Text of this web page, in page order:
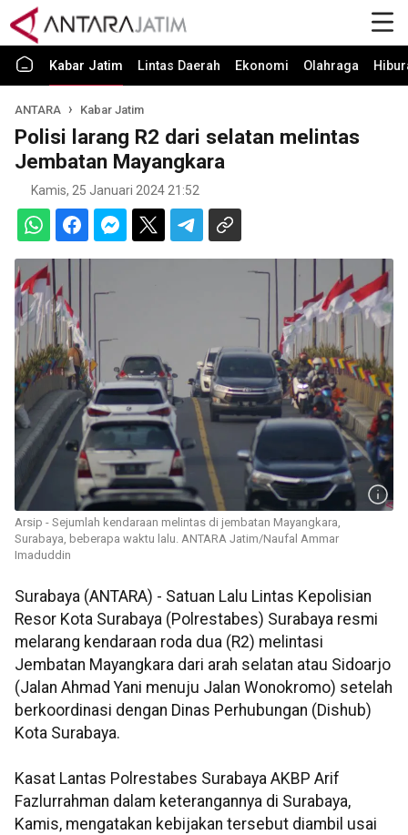
Kabar Jatim Lintas Daerah Ekonomi Olahraga
ANTARA Kabar Jatim
Polisi larang R2 dari selatan melintas
Jembatan Mayangkara
Kamis, 25 Januari 2024 21:52
Arsip - Sejumlah kendaraan melintas di jembatan Mayangkara,
Surabaya, beberapa waktu lalu. ANTARA Jatim/Naufal Ammar
Imaduddin
Surabaya (ANTARA) - Satuan Lalu Lintas Kepolisian
Resor Kota Surabaya (Polrestabes) Surabaya resmi
melarang kendaraan roda dua (R2) melintasi
Jembatan Mayangkara dari arah selatan atau Sidoarjo
(Jalan Ahmad Yani menuju Jalan Wonokromo) setelah
berkoordinasi dengan Dinas Perhubungan (Dishub)
Kota Surabaya.
Kasat Lantas Polrestabes Surabaya AKBP Arif
Fazlurrahman dalam keterangannya di Surabaya,
Kamis, mengatakan kebijakan tersebut diambil usai